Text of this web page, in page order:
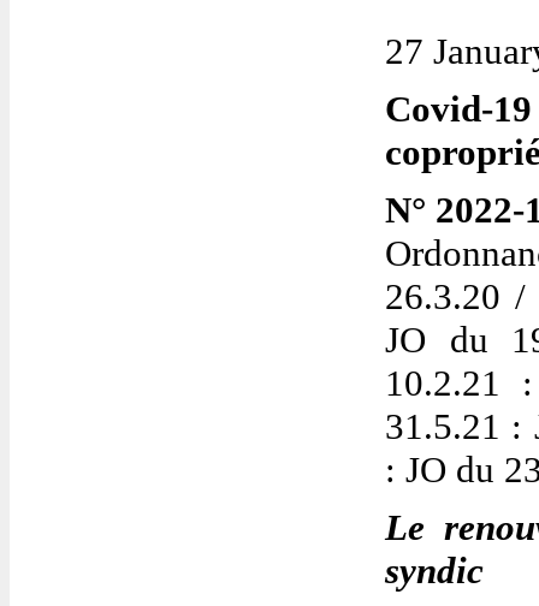
27
Covid-
N°
26.3.20 /
JO du
10.2.21
31.5.21 :
: JO du
Le
syndic